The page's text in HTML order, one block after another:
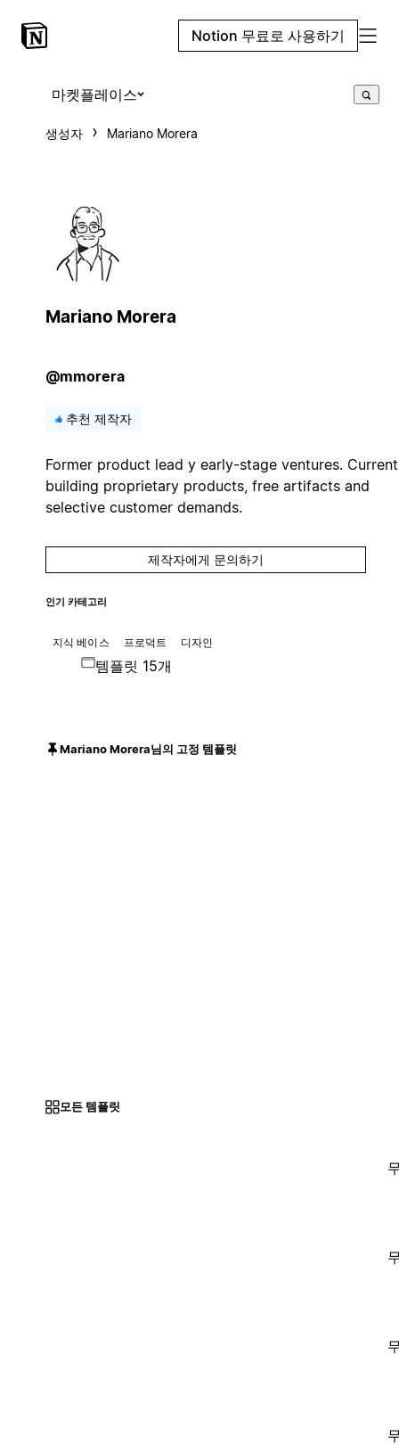
Notion 무료로 사용하기
마켓플레이스
생성자 Mariano Morera
Mariano Morera
@mmorera
추천 제작자
Former product lead y early-stage ventures.
building proprietary products, free artifacts and
selective customer demands.
제작자에게 문의하기
인기 카테고리
지식 베이스 프로덕트 디자인
템플릿 15개
Mariano Morera님의 고정 템플릿
모든 템플릿